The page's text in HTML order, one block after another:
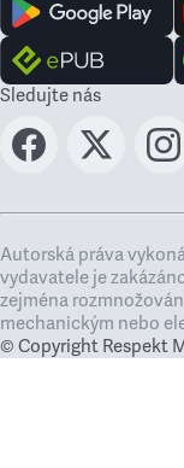
Sledujte nás
Autorská práva
vydavatele je
zejména
mechanickým nebo
© Copyright Respekt